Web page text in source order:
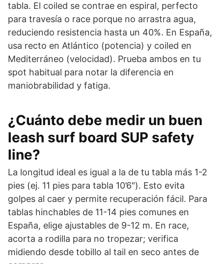
tabla. El coiled se contrae en espiral, perfecto
para travesía o race porque no arrastra agua,
reduciendo resistencia hasta un 40%. En España,
usa recto en Atlántico (potencia) y coiled en
Mediterráneo (velocidad). Prueba ambos en tu
spot habitual para notar la diferencia en
maniobrabilidad y fatiga.
¿Cuánto debe medir un buen
leash surf board SUP safety
line?
La longitud ideal es igual a la de tu tabla más 1-2
pies (ej. 11 pies para tabla 10’6″). Esto evita
golpes al caer y permite recuperación fácil. Para
tablas hinchables de 11-14 pies comunes en
España, elige ajustables de 9-12 m. En race,
acorta a rodilla para no tropezar; verifica
midiendo desde tobillo al tail en seco antes de